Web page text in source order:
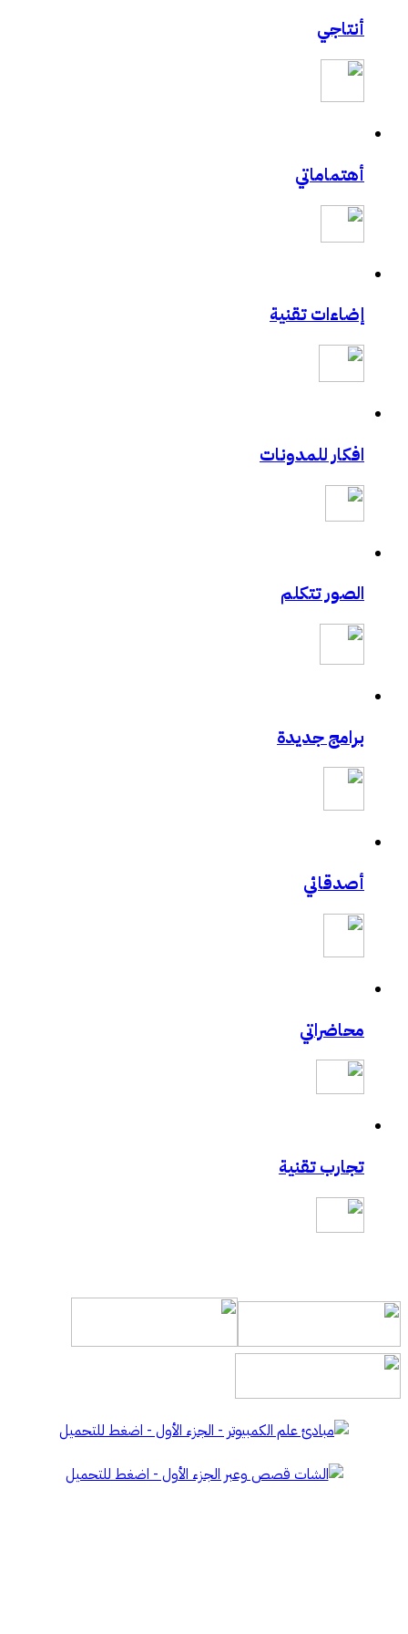
أنتاجي
أهتماماتي
إضاءات تقنية
افكار للمدونات
الصور تتكلم
برامج جديدة
أصدقائي
محاضراتي
تجارب تقنية